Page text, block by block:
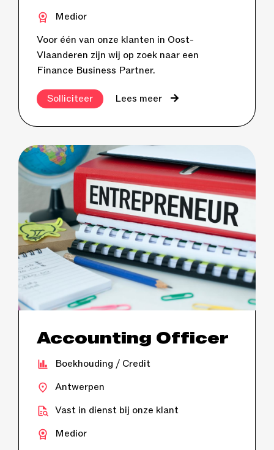
Medior
Voor één van onze klanten in Oost-
Vlaanderen zijn wij op zoek naar een
Finance Business Partner.
Solliciteer Lees meer
Accounting Officer
Boekhouding / Credit
Antwerpen
Vast in dienst bij onze klant
Medior